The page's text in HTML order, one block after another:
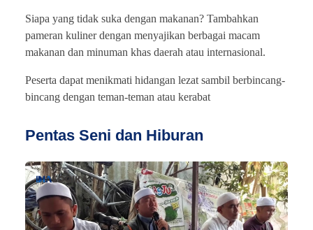
Siapa yang tidak suka dengan makanan? Tambahkan
pameran kuliner dengan menyajikan berbagai macam
makanan dan minuman khas daerah atau internasional.
Peserta dapat menikmati hidangan lezat sambil berbincang-
bincang dengan teman-teman atau kerabat
Pentas Seni dan Hiburan